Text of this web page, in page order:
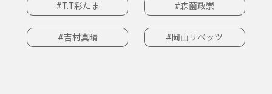
#T.T彩たま #森薗政崇
#吉村真晴 #岡山リベッツ